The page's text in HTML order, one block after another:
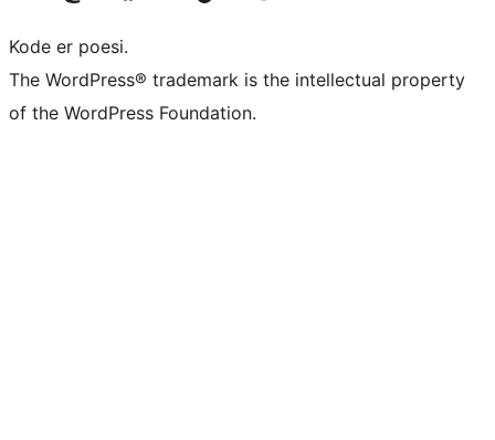
Kode er poesi.
The WordPress® trademark is the intellectual property
of the WordPress Foundation.